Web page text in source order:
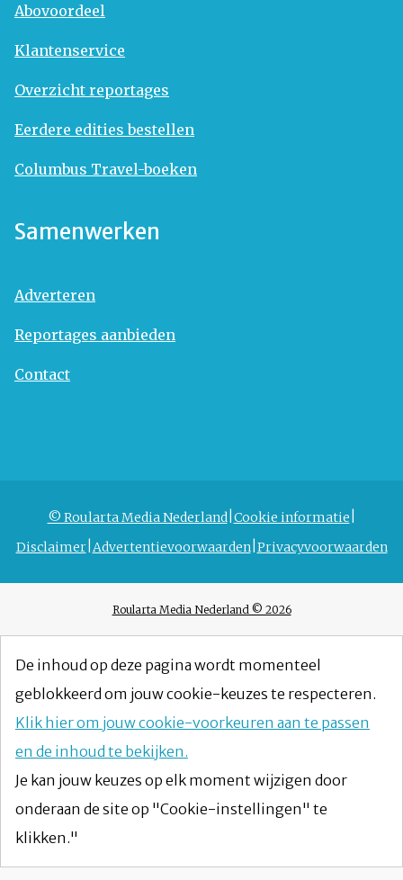
Abovoordeel
Klantenservice
Overzicht reportages
Eerdere edities bestellen
Columbus Travel-boeken
Samenwerken
Adverteren
Reportages aanbieden
Contact
© Roularta Media Nederland Cookie informatie
Disclaimer Advertentievoorwaarden Privacyvoorwaarden
Roularta Media Nederland © 2026
De inhoud op deze pagina wordt momenteel
geblokkeerd om jouw cookie-keuzes te respecteren.
Klik hier om jouw cookie-voorkeuren aan te passen
en de inhoud te bekijken.
Je kan jouw keuzes op elk moment wijzigen door
onderaan de site op "Cookie-instellingen" te
klikken."